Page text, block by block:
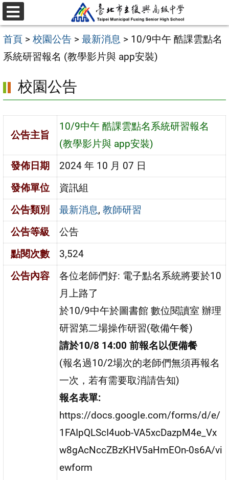
跳
至
主
要
容
區
選
單
首頁 > 校園公告 > 最新消息 > 10/9中午 酷課雲點名
系統研習報名 (教學影片與 app安裝)
校園公告
公告主旨
10/9中午 酷課雲點名系統研習報名
(教學影片與 app安裝)
發佈日期
2024 年 10 月 07 日
發佈單位
資訊組
公告類別
最新消息,教師研習
公告等級
公告
點閱次數
3,524
公告內容
各位老師們好: 電子點名系統將要於10
月上路了
於10/9中午於圖書館 數位閱讀室 辦理
研習第二場操作研習(敬備午餐)
請於10/8 14:00 前報名以便備餐
(報名過10/2場次的老師們無須再報名
一次，若有需要取消請告知)
報名表單:
https://docs.google.com/forms/d/e/
1FAIpQLScI4uob-VA5xcDazpM4e_Vx
w8gAcNccZBzKHV5aHmEOn-0s6A/vi
ewform